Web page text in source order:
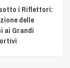
i Riflettori:
delle
ai Grandi